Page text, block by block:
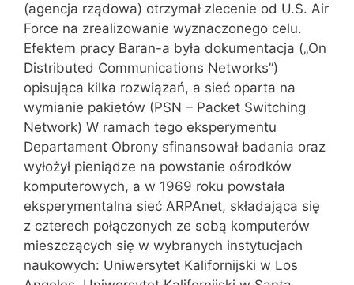
(agencja rządowa) otrzymał zlecenie od U.S. Air
Force na zrealizowanie wyznaczonego celu.
Efektem pracy Baran-a była dokumentacja („On
Distributed Communications Networks”)
opisująca kilka rozwiązań, a sieć oparta na
wymianie pakietów (PSN – Packet Switching
Network) W ramach tego eksperymentu
Departament Obrony sfinansował badania oraz
wyłożył pieniądze na powstanie ośrodków
komputerowych, a w 1969 roku powstała
eksperymentalna sieć ARPAnet, składająca się
z czterech połączonych ze sobą komputerów
mieszczących się w wybranych instytucjach
naukowych: Uniwersytet Kalifornijski w Los